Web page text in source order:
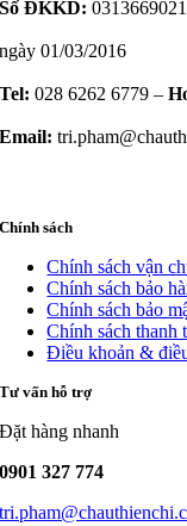
Số ĐKKD:
ngày 01/03/2016
Tel: 028 6262 6779 –
Email:
Chính sách
Chính sách vận
Chính sách bảo
Chính sách bảo
Chính sách thanh
Điều khoản &
Tư vấn hỗ trợ
Đặt hàng nhanh
0901 327 774